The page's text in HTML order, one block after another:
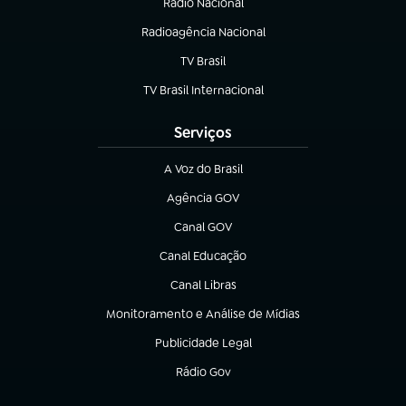
Rádio Nacional
(abre em nova aba)
Radioagência Nacional
(abre em nova aba)
TV Brasil
(abre em nova aba)
TV Brasil Internacional
(abre em nova aba)
Serviços
A Voz do Brasil
(abre em nova aba)
Agência GOV
(abre em nova aba)
Canal GOV
(abre em nova aba)
Canal Educação
(abre em nova aba)
Canal Libras
(abre em nova aba)
Monitoramento e Análise de Mídias
(abre em nova aba)
Publicidade Legal
(abre em nova aba)
Rádio Gov
(abre em nova aba)